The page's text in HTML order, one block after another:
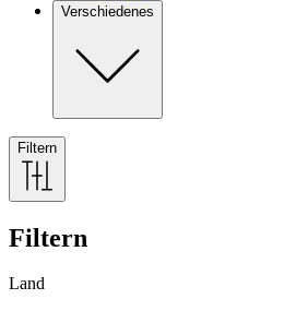
Verschiedenes
Filtern
Filtern
Land